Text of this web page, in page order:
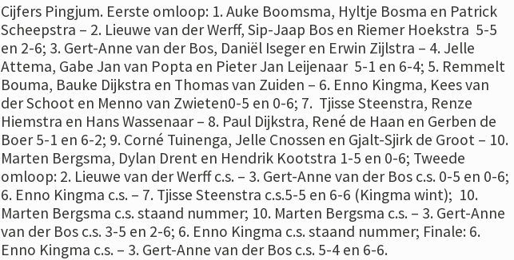
Cijfers Pingjum. Eerste omloop: 1. Auke Boomsma, Hyltje Bosma en Patrick
Scheepstra – 2. Lieuwe van der Werff, Sip-Jaap Bos en Riemer Hoekstra 5-5
en 2-6; 3. Gert-Anne van der Bos, Daniël Iseger en Erwin Zijlstra – 4. Jelle
Attema, Gabe Jan van Popta en Pieter Jan Leijenaar 5-1 en 6-4; 5. Remmelt
Bouma, Bauke Dijkstra en Thomas van Zuiden – 6. Enno Kingma, Kees van
der Schoot en Menno van Zwieten0-5 en 0-6; 7. Tjisse Steenstra, Renze
Hiemstra en Hans Wassenaar – 8. Paul Dijkstra, René de Haan en Gerben de
Boer 5-1 en 6-2; 9. Corné Tuinenga, Jelle Cnossen en Gjalt-Sjirk de Groot – 10.
Marten Bergsma, Dylan Drent en Hendrik Kootstra 1-5 en 0-6; Tweede
omloop: 2. Lieuwe van der Werff c.s. – 3. Gert-Anne van der Bos c.s. 0-5 en 0-6;
6. Enno Kingma c.s. – 7. Tjisse Steenstra c.s.5-5 en 6-6 (Kingma wint); 10.
Marten Bergsma c.s. staand nummer; 10. Marten Bergsma c.s. – 3. Gert-Anne
van der Bos c.s. 3-5 en 2-6; 6. Enno Kingma c.s. staand nummer; Finale: 6.
Enno Kingma c.s. – 3. Gert-Anne van der Bos c.s. 5-4 en 6-6.